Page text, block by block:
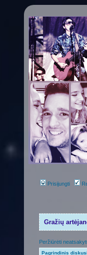
Prisijungti
Gražių
Peržiūrėti
Pagrindinis